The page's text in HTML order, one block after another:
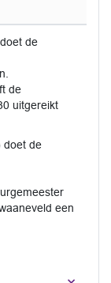
de
de
uitgereikt
doet de
een